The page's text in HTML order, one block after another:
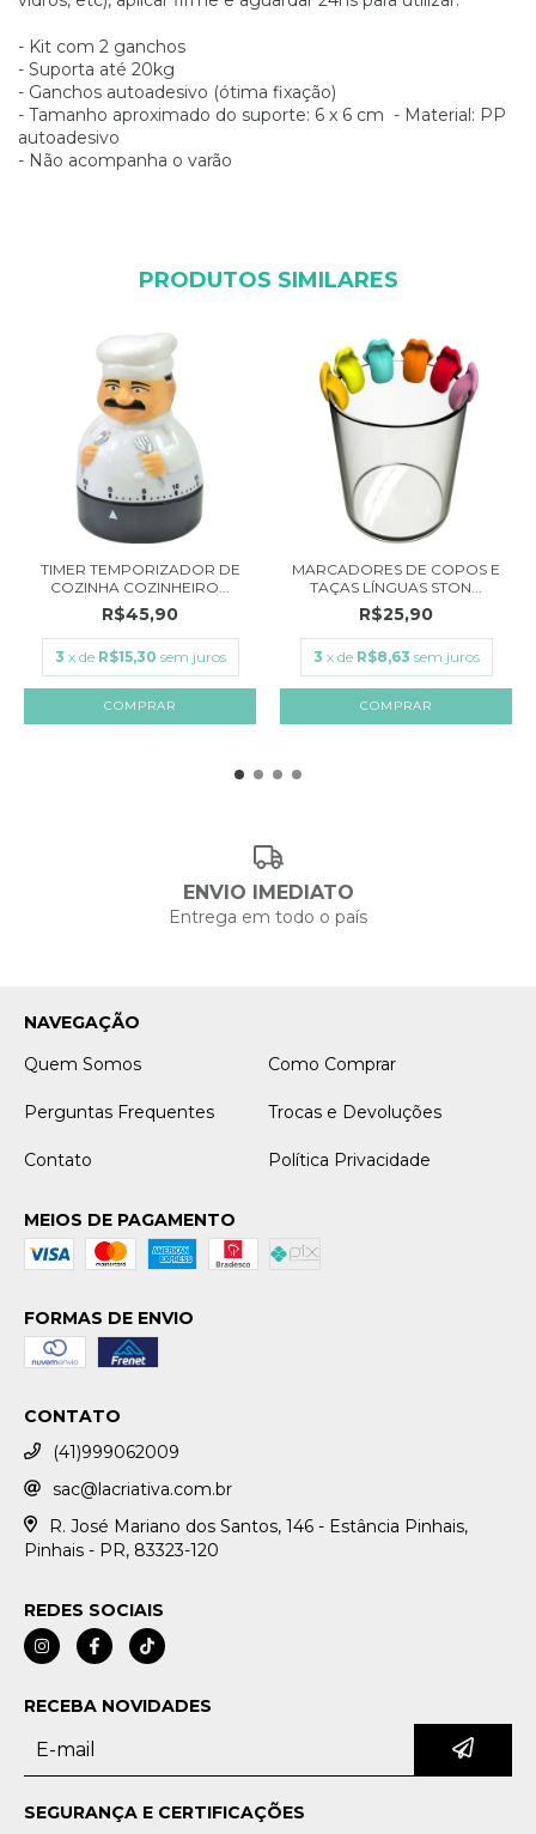
- Kit com 2 ganchos
- Suporta até 20kg
- Ganchos autoadesivo (ótima fixação)
- Tamanho aproximado do suporte: 6 x 6 cm - Material: PP
autoadesivo
- Não acompanha o varão
PRODUTOS SIMILARES
TIMER TEMPORIZADOR DE
COZINHA COZINHEIRO...
R$45,90
3 x de R$15,30 sem juros
MARCADORES DE COPOS E
TAÇAS LÍNGUAS STON...
R$25,90
3 x de R$8,63 sem juros
ENVIO IMEDIATO
Entrega em todo o país
NAVEGAÇÃO
Quem Somos
Como Comprar
Perguntas Frequentes Trocas e Devoluções
Contato Política Privacidade
MEIOS DE PAGAMENTO
FORMAS DE ENVIO
CONTATO
(41)999062009
sac@lacriativa.com.br
R. José Mariano dos Santos, 146 - Estância Pinhais,
Pinhais - PR, 83323-120
REDES SOCIAIS
RECEBA NOVIDADES
SEGURANÇA E CERTIFICAÇÕES